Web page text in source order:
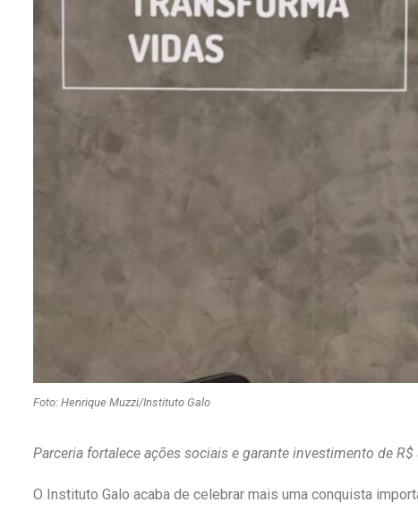
Foto: Henrique Muzzi/Instituto Galo
Parceria fortalece ações sociais e garante investimento de
O Instituto Galo acaba de celebrar mais uma conquista